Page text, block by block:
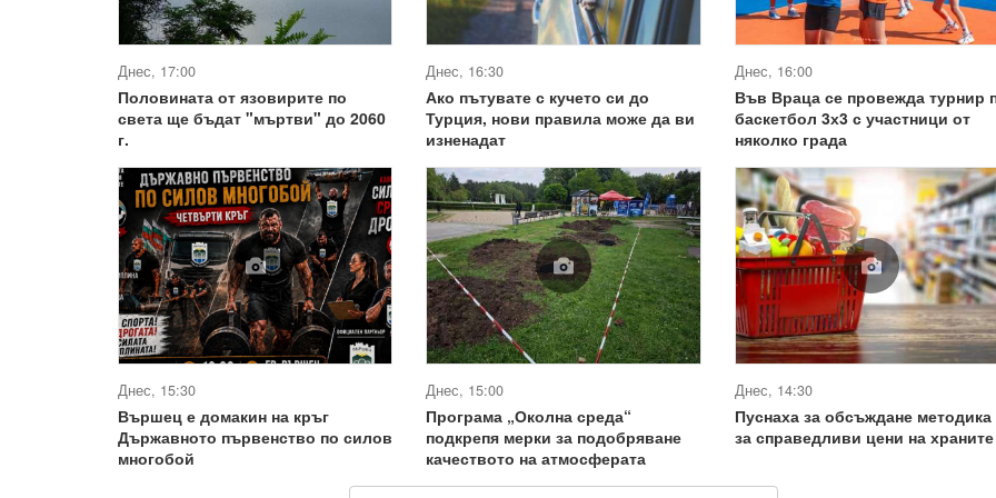
Днес, 17:00
Половината от язовирите по
света ще бъдат "мъртви" до 2060
г.
Днес, 16:30
Ако пътувате с кучето си до
Турция, нови правила може да ви
изненадат
Днес, 16:00
Във Враца се провежда турнир
баскетбол 3х3 с участници от
няколко града
Днес, 15:30
Вършец е домакин на кръг
Държавното първенство по силов
многобой
Днес, 15:00
Програма „Околна среда“
подкрепя мерки за подобряване
качеството на атмосферата
Днес, 14:30
Пуснаха за обсъждане методика
за справедливи цени на храните